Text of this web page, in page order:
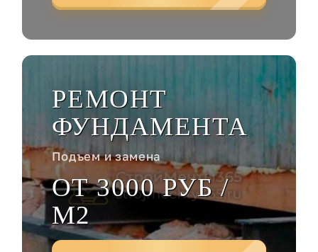
РЕМОНТ
ФУНДАМЕНТА
Подъем и замена
ОТ 3000 РУБ /
М2